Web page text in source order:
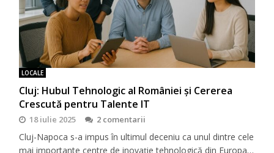
LOCALE
Cluj: Hubul Tehnologic al României și Cererea
Crescută pentru Talente IT
18 iulie 2025 2 comentarii
Cluj-Napoca s-a impus în ultimul deceniu ca unul dintre cele
mai importante centre de inovație tehnologică din Europa…